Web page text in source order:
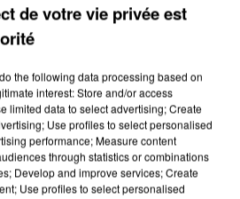
SUPPOSÉS DE LA DZ
ALGÉRIE
de votre vie privée est
do the following data processing based on
interest: Store and/or access
limited data to select advertising; Create
Use profiles to select personalised
performance; Measure content
through statistics or combinations
Develop and improve services; Create
Use profiles to select personalised